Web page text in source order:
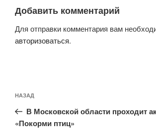
Добавить комментарий
Для отправки комментария вам
авторизоваться.
по
записям
Предыдущая
запись:
НАЗАД
В Московской области проходит
«Покорми птиц»